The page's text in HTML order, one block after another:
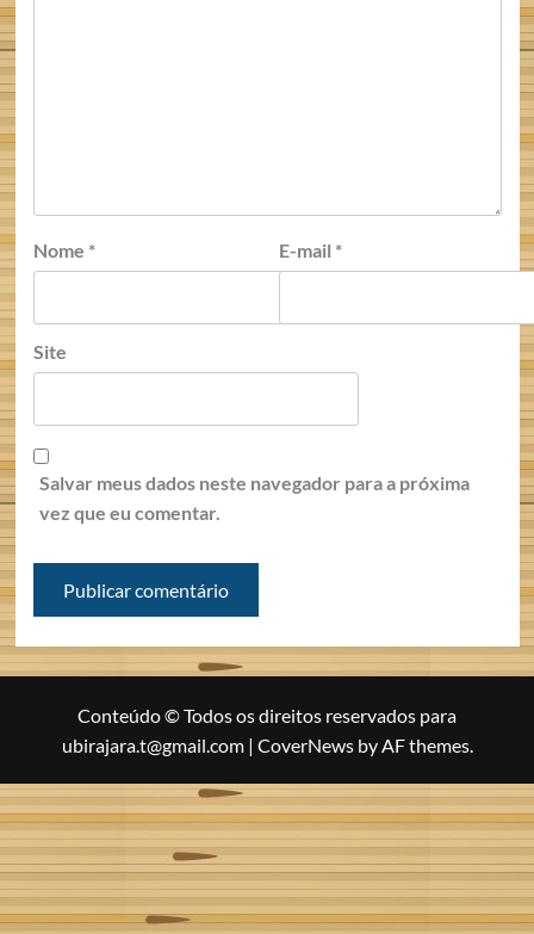
Nome * E-mail *
Site
Salvar meus dados neste navegador para a próxima
vez que eu comentar.
Conteúdo © Todos os direitos reservados para
ubirajara.t@gmail.com | CoverNewsby AF themes.